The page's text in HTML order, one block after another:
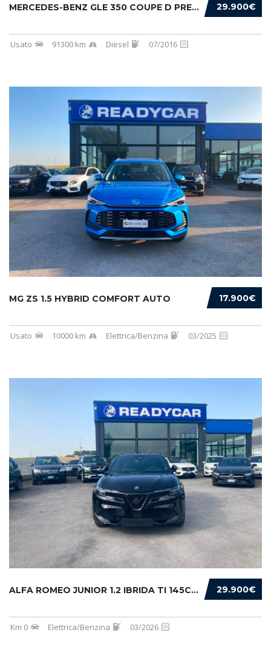
29.900€
MERCEDES-BENZ GLE 350 COUPE D PREMIUM 4MATIC...
Usato 91300 km Diesel 07/2016
17.900€
MG ZS 1.5 HYBRID COMFORT AUTO
Usato 10000 km Elettrica/Benzina 03/2025
29.900€
ALFA ROMEO JUNIOR 1.2 IBRIDA TI 145CV EDCT6
Km 0 Elettrica/Benzina 03/2026